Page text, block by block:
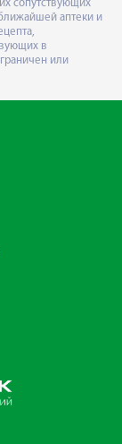
сопутствующих
аптеки и
в
или